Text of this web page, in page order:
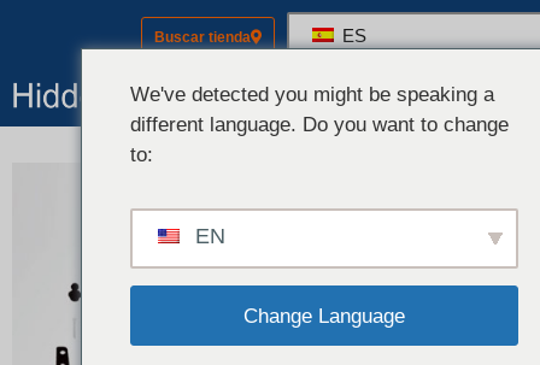
Buscar tienda ES
We've detected you might be speaking a
different language. Do you want to change
to:
EN
Change Language